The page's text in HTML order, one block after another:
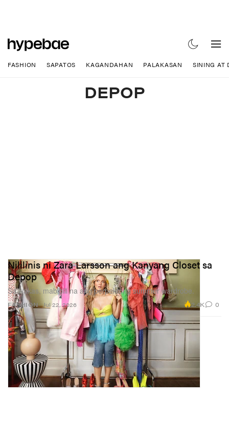
FASHION SAPATOS KAGANDAHAN PALAKASAN SINING AT
DEPOP
FASHION
Nililinis ni Zara Larsson ang Kanyang Closet sa
Depop
Sa wakas, mabibili na ang perpektong summer wardrobe.
Jul 22, 2026 2.4K 0